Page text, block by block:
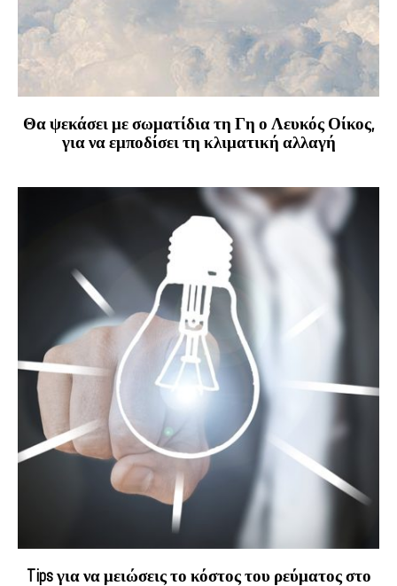
Θα ψεκάσει με σωματίδια τη Γη ο Λευκός Οίκος,
για να εμποδίσει τη κλιματική αλλαγή
Tips για να μειώσεις το κόστος του ρεύματος στο